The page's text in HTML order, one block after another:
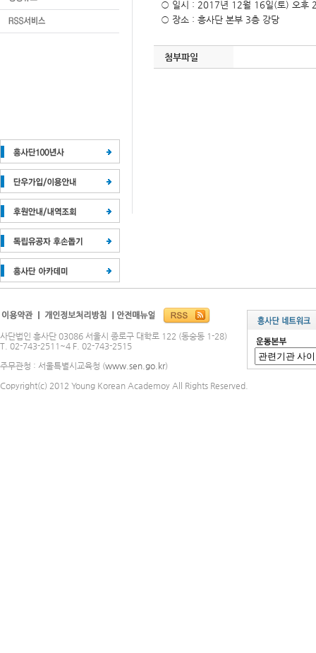
○ 일시 : 2017년 12월 16일(토) 오후
○ 장소 : 흥사단 본부 3층 강당
첨부파일
사단법인 흥사단 03086 서울시 종로구 대학로 122 (동숭동 1-28)
T. 02-743-2511~4 F. 02-743-2515
주무관청 : 서울특별시교육청 (www.sen.go.kr)
Copyright(c) 2012 Young Korean Academoy All Rights Reserved.